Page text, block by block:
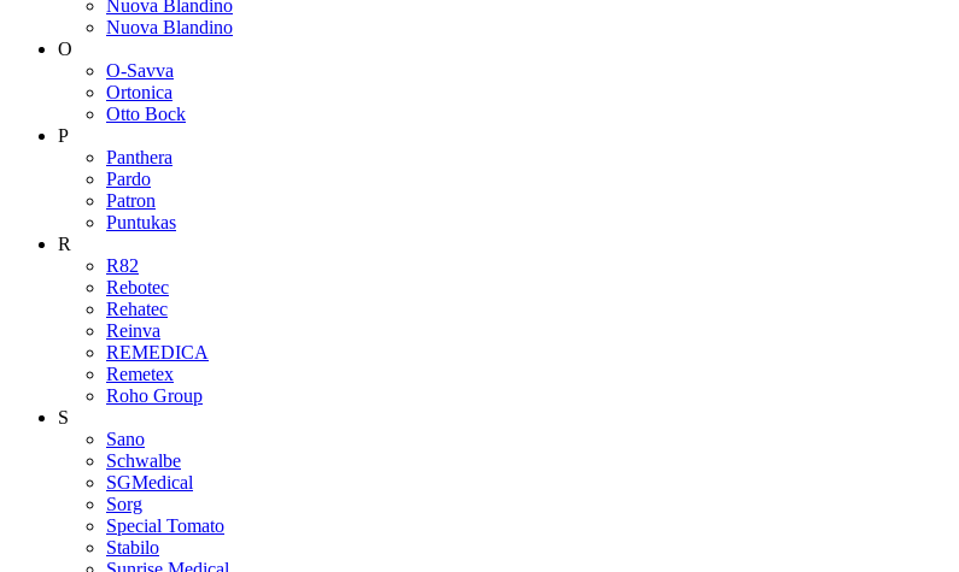
Nuova Blandino
Nuova Blandino
O
O-Savva
Ortonica
Otto Bock
P
Panthera
Pardo
Patron
Puntukas
R
R82
Rebotec
Rehatec
Reinva
REMEDICA
Remetex
Roho Group
S
Sano
Schwalbe
SGMedical
Sorg
Special Tomato
Stabilo